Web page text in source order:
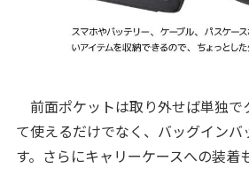
前面ポケットは取り外せば単独で
て使えるだけでなく、バッグインバ
す。さらにキャリーケースへの装着